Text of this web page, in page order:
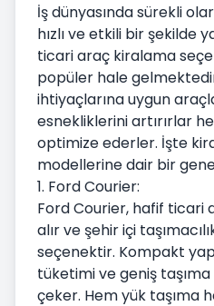
İş dünyasında sürekli
hızlı ve etkili bir şekilde
ticari araç kiralama
popüler hale
ihtiyaçlarına uygun
esnekliklerini artırırlar
optimize ederler. İşte
modellerine dair bir
1. Ford Courier:
Ford Courier, hafif ticari
alır ve şehir içi
seçenektir. Kompakt
tüketimi ve geniş
çeker. Hem yük taşıma